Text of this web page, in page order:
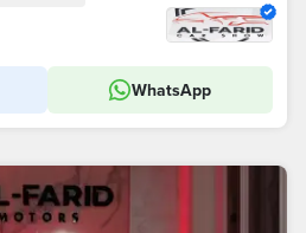
WhatsApp